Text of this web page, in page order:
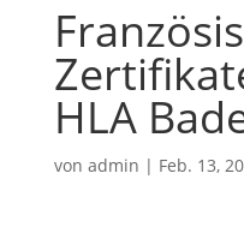
HLA
von admin | Feb. 13,